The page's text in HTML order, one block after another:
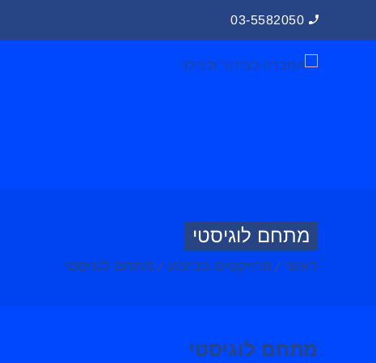
מתחם לוגיסטי
ראשי פרויקטים בביצוע מתחם לוגיסטי
מתחם לוגיסטי